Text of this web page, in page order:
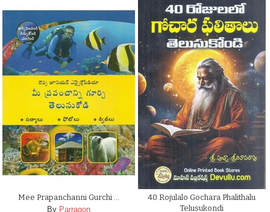
Mee Prapanchanni Gurchi …
By Parragon
40 Rojulalo Gochara Phalithalu
Telusukondi